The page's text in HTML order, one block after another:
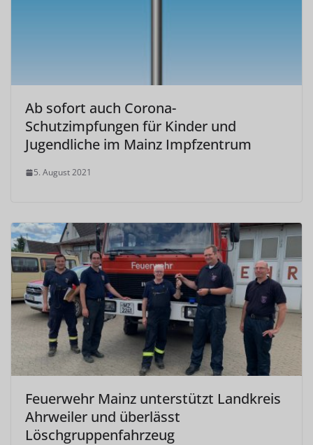
Ab sofort auch Corona-
Schutzimpfungen für Kinder und
Jugendliche im Mainz Impfzentrum
5. August 2021
Feuerwehr Mainz unterstützt Landkreis
Ahrweiler und überlässt
Löschgruppenfahrzeug